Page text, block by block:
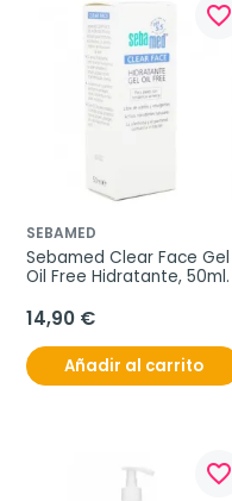
favorite_border
SEBAMED
Sebamed Clear Face Gel
Oil Free Hidratante, 50ml.
14,90 €
Añadir al carrito
favorite_border